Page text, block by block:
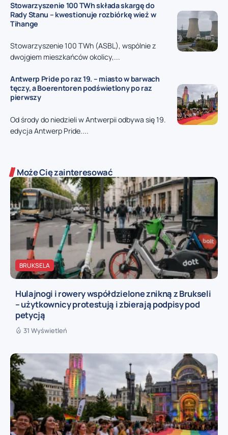
Stowarzyszenie 100 TWh składa skargę do
Rady Stanu – kwestionuje rozbiórkę wież w
Tihange
Stowarzyszenie 100 TWh (ASBL), wspólnie z
dwojgiem mieszkańców okolicy,...
Antwerp Pride po raz 19. – miasto w barwach
tęczy, a Boerentoren podświetlony po raz
pierwszy
Od środy do niedzieli w Antwerpii odbywa się 19.
edycja Antwerp Pride....
Może Cię zainteresować
BRUKSELA
Hulajnogi i rowery współdzielone znikną z Brukseli
– użytkownicy protestują i zbierają podpisy pod
petycją
31 Wyświetleń